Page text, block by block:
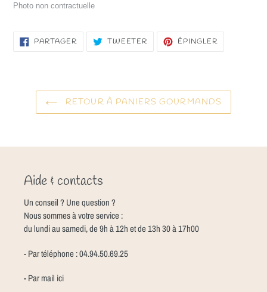
Photo non contractuelle
PARTAGERPARTAGER
SUR
TWEETER TWEETERÉPINGLER
RETOUR À PANIERS GOURMANDS
Aide & contacts
Un conseil ? Une question ?
Nous sommes à votre service :
du lundi au samedi, de 9h à 12h et de 13h 30 à 17h00
- Par téléphone : 04.94.50.69.25
- Par mail ici